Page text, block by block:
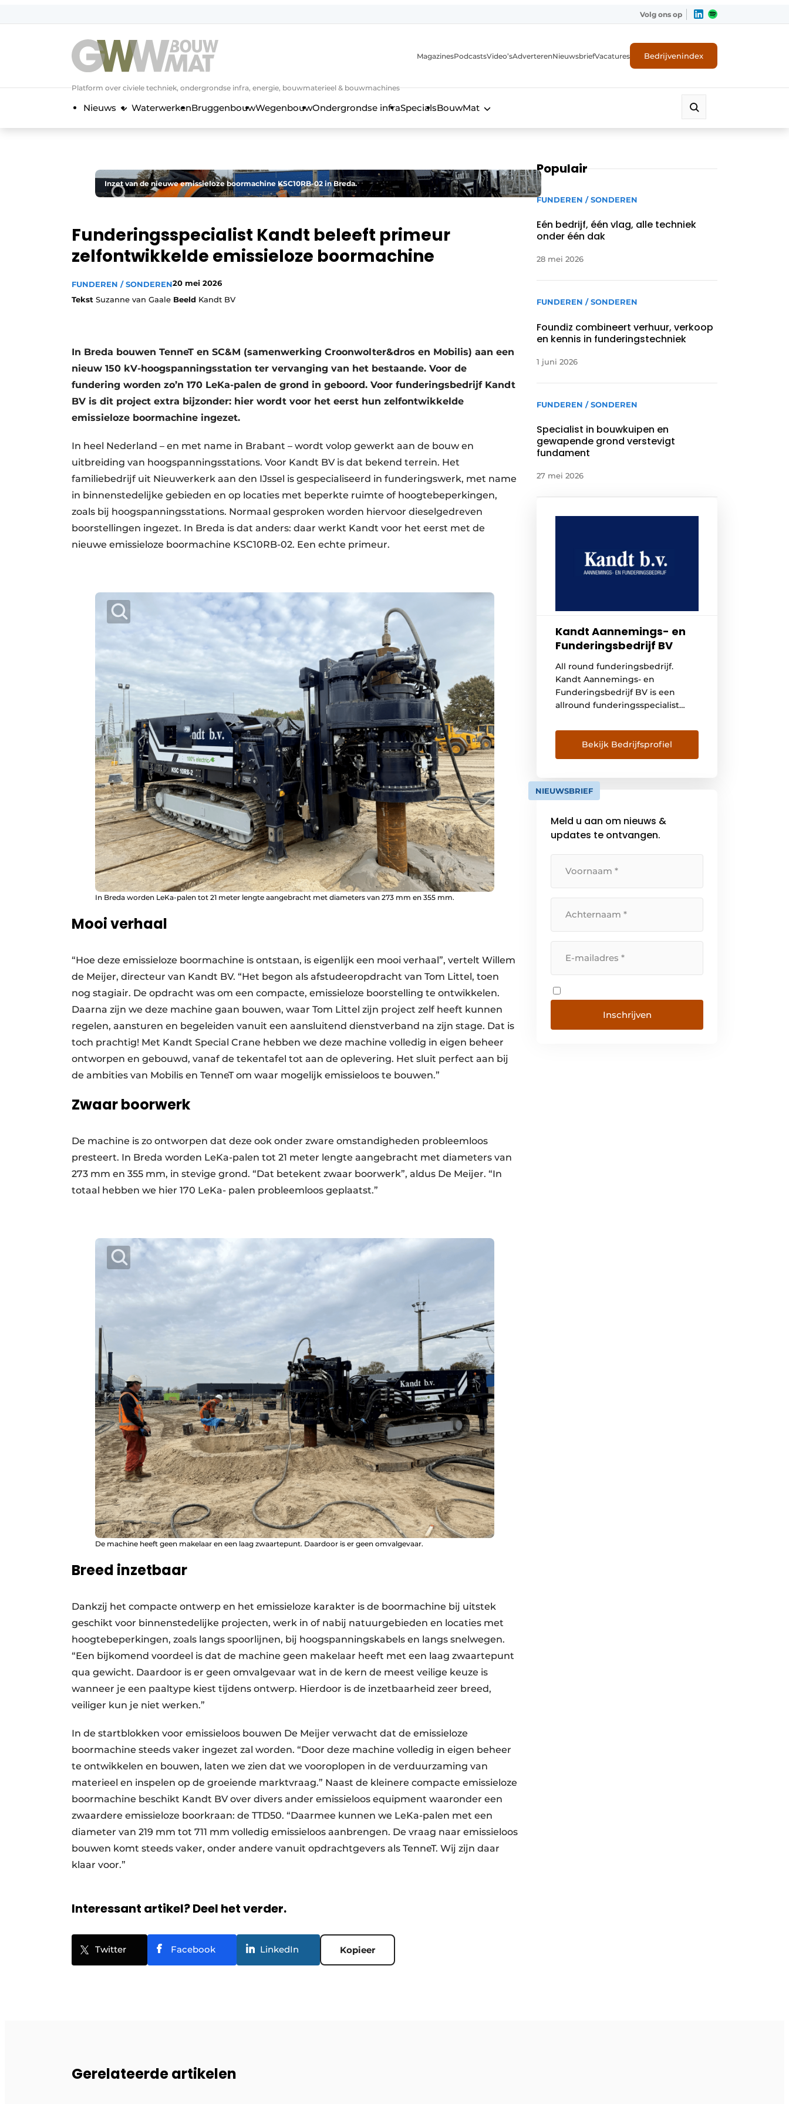
Volg ons op
Platform over civiele techniek, ondergrondse infra, energie, bouwmaterieel & bouwmachines
MagazinesPodcastsVideo’sAdverterenNieuwsbriefVacatures Bedrijvenindex
Nieuws WaterwerkenBruggenbouwWegenbouwOndergrondse infraSpecialsBouwMat
Inzet van de nieuwe emissieloze boormachine KSC10RB-02 in Breda.
Funderingsspecialist Kandt beleeft primeur
zelfontwikkelde emissieloze boormachine
FUNDEREN / SONDEREN20 mei 2026
Tekst Suzanne van Gaale Beeld Kandt BV
In Breda bouwen TenneT en SC&M (samenwerking Croonwolter&dros en Mobilis) aan een
nieuw 150 kV-hoogspanningsstation ter vervanging van het bestaande. Voor de
fundering worden zo’n 170 LeKa-palen de grond in geboord. Voor funderingsbedrijf Kandt
BV is dit project extra bijzonder: hier wordt voor het eerst hun zelfontwikkelde
emissieloze boormachine ingezet.
In heel Nederland – en met name in Brabant – wordt volop gewerkt aan de bouw en
uitbreiding van hoogspanningsstations. Voor Kandt BV is dat bekend terrein. Het
familiebedrijf uit Nieuwerkerk aan den IJssel is gespecialiseerd in funderingswerk, met name
in binnenstedelijke gebieden en op locaties met beperkte ruimte of hoogtebeperkingen,
zoals bij hoogspanningsstations. Normaal gesproken worden hiervoor dieselgedreven
boorstellingen ingezet. In Breda is dat anders: daar werkt Kandt voor het eerst met de
nieuwe emissieloze boormachine KSC10RB-02. Een echte primeur.
In Breda worden LeKa-palen tot 21 meter lengte aangebracht met diameters van 273 mm en 355 mm.
Mooi verhaal
“Hoe deze emissieloze boormachine is ontstaan, is eigenlijk een mooi verhaal”, vertelt Willem
de Meijer, directeur van Kandt BV. “Het begon als afstudeeropdracht van Tom Littel, toen
nog stagiair. De opdracht was om een compacte, emissieloze boorstelling te ontwikkelen.
Daarna zijn we deze machine gaan bouwen, waar Tom Littel zijn project zelf heeft kunnen
regelen, aansturen en begeleiden vanuit een aansluitend dienstverband na zijn stage. Dat is
toch prachtig! Met Kandt Special Crane hebben we deze machine volledig in eigen beheer
ontworpen en gebouwd, vanaf de tekentafel tot aan de oplevering. Het sluit perfect aan bij
de ambities van Mobilis en TenneT om waar mogelijk emissieloos te bouwen.”
Zwaar boorwerk
De machine is zo ontworpen dat deze ook onder zware omstandigheden probleemloos
presteert. In Breda worden LeKa-palen tot 21 meter lengte aangebracht met diameters van
273 mm en 355 mm, in stevige grond. “Dat betekent zwaar boorwerk”, aldus De Meijer. “In
totaal hebben we hier 170 LeKa- palen probleemloos geplaatst.”
De machine heeft geen makelaar en een laag zwaartepunt. Daardoor is er geen omvalgevaar.
Breed inzetbaar
Dankzij het compacte ontwerp en het emissieloze karakter is de boormachine bij uitstek
geschikt voor binnenstedelijke projecten, werk in of nabij natuurgebieden en locaties met
hoogtebeperkingen, zoals langs spoorlijnen, bij hoogspanningskabels en langs snelwegen.
“Een bijkomend voordeel is dat de machine geen makelaar heeft met een laag zwaartepunt
qua gewicht. Daardoor is er geen omvalgevaar wat in de kern de meest veilige keuze is
wanneer je een paaltype kiest tijdens ontwerp. Hierdoor is de inzetbaarheid zeer breed,
veiliger kun je niet werken.”
In de startblokken voor emissieloos bouwen De Meijer verwacht dat de emissieloze
boormachine steeds vaker ingezet zal worden. “Door deze machine volledig in eigen beheer
te ontwikkelen en bouwen, laten we zien dat we vooroplopen in de verduurzaming van
materieel en inspelen op de groeiende marktvraag.” Naast de kleinere compacte emissieloze
boormachine beschikt Kandt BV over divers ander emissieloos equipment waaronder een
zwaardere emissieloze boorkraan: de TTD50. “Daarmee kunnen we LeKa-palen met een
diameter van 219 mm tot 711 mm volledig emissieloos aanbrengen. De vraag naar emissieloos
bouwen komt steeds vaker, onder andere vanuit opdrachtgevers als TenneT. Wij zijn daar
klaar voor.”
Interessant artikel? Deel het verder.
Twitter Facebook LinkedIn Kopieer
Populair
FUNDEREN / SONDEREN
Eén bedrijf, één vlag, alle techniek
onder één dak
28 mei 2026
FUNDEREN / SONDEREN
Foundiz combineert verhuur, verkoop
en kennis in funderingstechniek
1 juni 2026
FUNDEREN / SONDEREN
Specialist in bouwkuipen en
gewapende grond verstevigt
fundament
27 mei 2026
Kandt Aannemings- en
Funderingsbedrijf BV
All round funderingsbedrijf.
Kandt Aannemings- en
Funderingsbedrijf BV is een
allround funderingsspecialist
België en Duitsland. De
onderneming telt 75 eigen
medewerkers. Hiermee is het
de markt, met hierbij een zeer
breed scala aan diverse
Kandt b.v. is een zeer veelzijdig
bedrijf: bij ons […]
Bekijk Bedrijfsprofiel
NIEUWSBRIEF
Meld u aan om nieuws &
updates te ontvangen.
Inschrijven
Gerelateerde artikelen